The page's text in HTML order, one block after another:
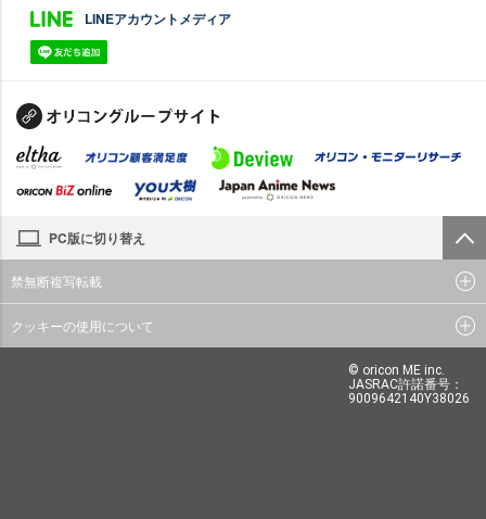
LINEアカウントメディア
PC版に切り替え
禁無断複写転載
クッキーの使用について
© oricon ME inc.
JASRAC許諾番号：
9009642140Y38026